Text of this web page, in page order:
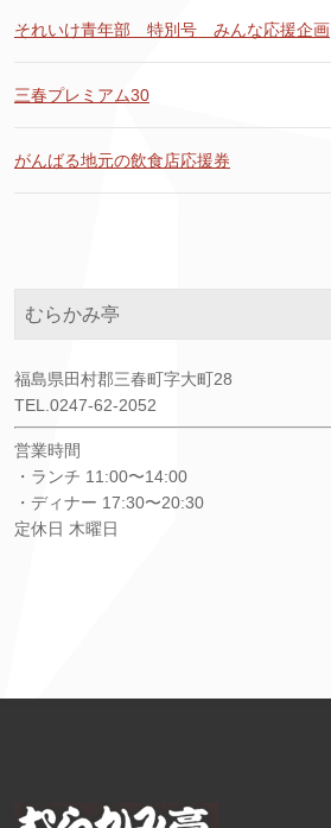
それいけ青年部 特別号 みんな応援企画
三春プレミアム30
がんばる地元の飲食店応援券
むらかみ亭
福島県田村郡三春町字大町28
TEL.0247-62-2052
営業時間
・ランチ 11:00〜14:00
・ディナー 17:30〜20:30
定休日 木曜日